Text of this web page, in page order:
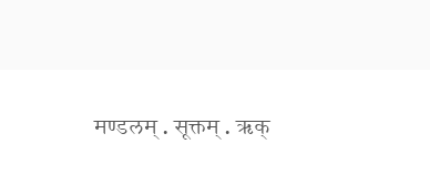
मण्डलम् . सूक्तम् . ऋक्